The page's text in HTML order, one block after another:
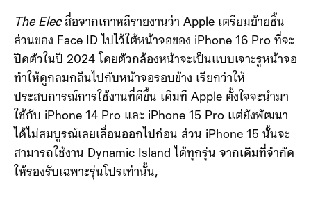
The Elecสื่อจากเกาหลีรายงานว่า Apple เตรียมย้ายชิ้น
ส่วนของ ‌Face ID‌ ไปไว้ใต้หน้าจอของ iPhone 16 Pro ที่จะ
ปิดตัวในปี 2024 โดยตัวกล้องหน้าจะเป็นแบบเจาะรูหน้าจอ
ทำให้ดูกลมกลืนไปกับหน้าจอรอบข้าง เรียกว่าให้
ประสบการณ์การใช้งานที่ดีขึ้น เดิมที Apple ตั้งใจจะนำมา
ใช้กับ iPhone 14 Pro และ iPhone 15 Pro แต่ยังพัฒนา
ได้ไม่สมบูรณ์เลยเลื่อนออกไปก่อน ส่วน ‌iPhone 15‌ นั้นจะ
สามารถใช้งาน Dynamic Island ได้ทุกรุ่น จากเดิมที่จำกัด
ให้รองรับเฉพาะรุ่นโปรเท่านั้น,